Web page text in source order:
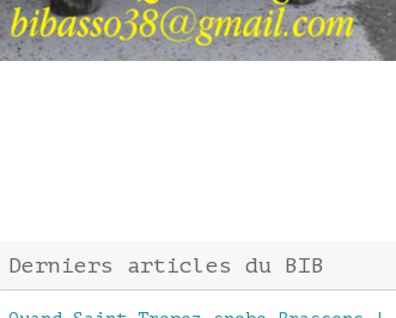
Derniers articles du BIB